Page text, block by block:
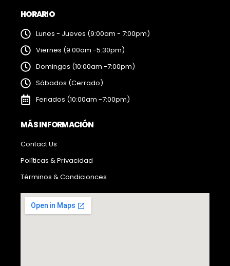
HORARIO
Lunes - Jueves (9:00am - 7:00pm)
Viernes (9:00am -5:30pm)
Domingos (10:00am -7:00pm)
Sábados (Cerrado)
Feriados (10:00am -7:00pm)
MÁS INFORMACIÓN
Contact Us
Políticas & Privacidad
Términos & Condicionces